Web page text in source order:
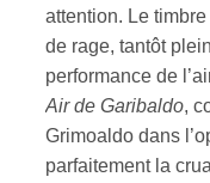
attention. Le
de rage, tantôt
performance de
Air de Garibaldo,
Grimoaldo dans
parfaitement la